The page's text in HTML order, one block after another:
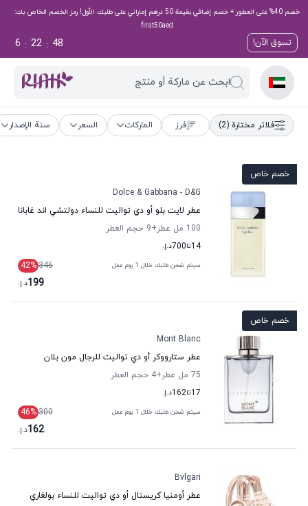
خصم 40% على العطور + خصم إضافي بقيمة 50 درهم إماراتي على طلبك الأول! رمز الخصم الخاص بك:
first50aed
تسوق الآن! 47
:
22
:
6
ابحث عن ماركة أو منتج
فلاتر مختارة (2) فرز الماركات السعر سنة الإصدار
خصم خاص
Dolce & Gabbana - D&G
عطر لايت بلو أو دي تواليت للنساء دولتشي اند غابانا
100 مل عطر
+9
حجم العطر
14تا700د.إ.
سيتم شحن طلبك خلال 1 يوم عمل 346
42%
199د.إ.
خصم خاص
Mont Blanc
عطر ستارووكر أو دي تواليت للرجال مون بلان
75 مل عطر
+4
حجم العطر
17تا162د.إ.
سيتم شحن طلبك خلال 1 يوم عمل 300
46%
162د.إ.
Bvlgari
عطر أومنيا كريستال أو دي تواليت للنساء بولغاري